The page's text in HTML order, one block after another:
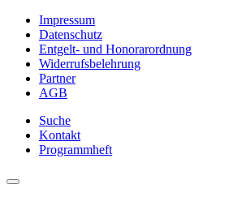
Impressum
Datenschutz
Entgelt- und Honorarordnung
Widerrufsbelehrung
Partner
AGB
Suche
Kontakt
Programmheft